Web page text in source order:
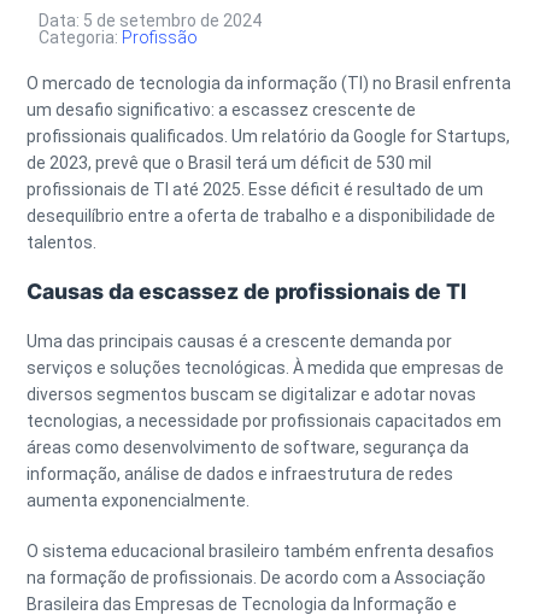
Data: 5 de setembro de 2024
Categoria: Profissão
O mercado de tecnologia da informação (TI) no Brasil enfrenta
um desafio significativo: a escassez crescente de
profissionais qualificados. Um relatório da Google for Startups,
de 2023, prevê que o Brasil terá um déficit de 530 mil
profissionais de TI até 2025. Esse déficit é resultado de um
desequilíbrio entre a oferta de trabalho e a disponibilidade de
talentos.
Causas da escassez de profissionais de TI
Uma das principais causas é a crescente demanda por
serviços e soluções tecnológicas. À medida que empresas de
diversos segmentos buscam se digitalizar e adotar novas
tecnologias, a necessidade por profissionais capacitados em
áreas como desenvolvimento de software, segurança da
informação, análise de dados e infraestrutura de redes
aumenta exponencialmente.
O sistema educacional brasileiro também enfrenta desafios
na formação de profissionais. De acordo com a Associação
Brasileira das Empresas de Tecnologia da Informação e